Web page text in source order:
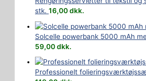
stk. 16,00dkk.
Solcelle powerbank 5000 mAh
59,00dkk.
Professionelt